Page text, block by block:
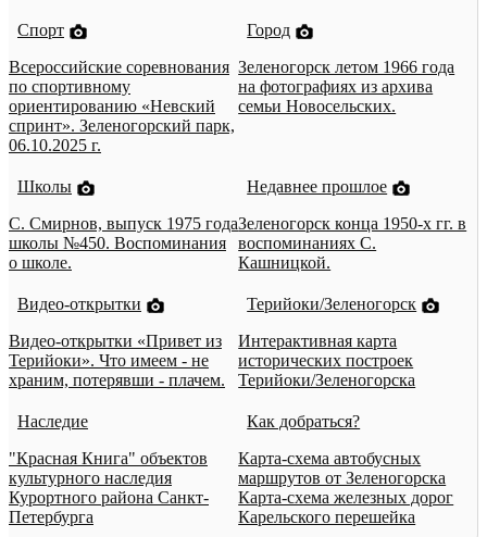
Спорт
Всероссийские соревнования
по спортивному
ориентированию «Невский
спринт». Зеленогорский парк,
06.10.2025 г.
Город
Зеленогорск летом 1966 года
на фотографиях из архива
семьи Новосельских.
Школы
С. Смирнов, выпуск 1975 года
школы №450. Воспоминания
о школе.
Недавнее прошлое
Зеленогорск конца 1950-х гг. в
воспоминаниях С.
Кашницкой.
Видео-открытки
Видео-открытки «Привет из
Терийоки». Что имеем - не
храним, потерявши - плачем.
Терийоки/Зеленогорск
Интерактивная карта
исторических построек
Терийоки/Зеленогорска
Наследие
"Красная Книга" объектов
культурного наследия
Курортного района Санкт-
Петербурга
Как добраться?
Карта-схема автобусных
маршрутов от Зеленогорска
Карта-схема железных дорог
Карельского перешейка